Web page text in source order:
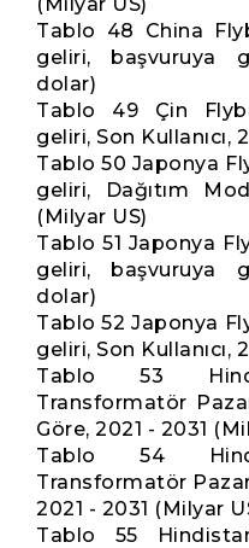
Tablo 48 China
geliri, başvuruya
dolar)
Tablo 49 Çin
geliri, Son Kullanıcı,
Tablo 50 Japonya
geliri, Dağıtım
(Milyar US)
Tablo 51 Japonya
geliri, başvuruya
dolar)
Tablo 52 Japonya
geliri, Son Kullanıcı,
Tablo 53
Transformatör
Göre, 2021 - 2031
Tablo 54
Transformatör
2021 - 2031 (Milyar
Tablo 55